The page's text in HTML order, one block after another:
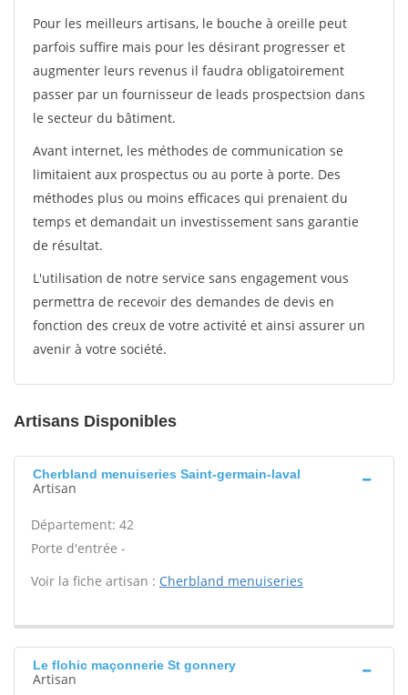
Pour les meilleurs artisans, le bouche à oreille peut
parfois suffire mais pour les désirant progresser et
augmenter leurs revenus il faudra obligatoirement
passer par un fournisseur de leads prospectsion dans
le secteur du bâtiment.
Avant internet, les méthodes de communication se
limitaient aux prospectus ou au porte à porte. Des
méthodes plus ou moins efficaces qui prenaient du
temps et demandait un investissement sans garantie
de résultat.
L'utilisation de notre service sans engagement vous
permettra de recevoir des demandes de devis en
fonction des creux de votre activité et ainsi assurer un
avenir à votre société.
Artisans Disponibles
Cherbland menuiseries Saint-germain-laval
Artisan
Département: 42
Porte d'entrée -
Voir la fiche artisan : Cherbland menuiseries
Le flohic maçonnerie St gonnery
Artisan